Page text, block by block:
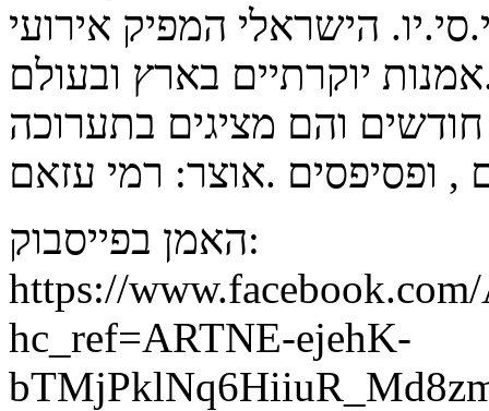
הישראלי המפיק אירועי
והם מציגים בתערוכה
, ופסיפסים .אוצר: רמי עזאם
האמן בפייסבוק:
https://
hc_ref=ARTNE-ejehK-